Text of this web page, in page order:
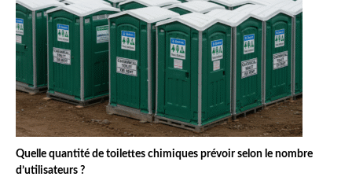
Quelle quantité de toilettes chimiques prévoir selon le nombre
d’utilisateurs ?